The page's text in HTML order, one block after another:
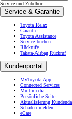
Service und Zubehör
Service & Garantie
Toyota Relax
Garantie
Toyota Assistance
Service buchen
Rückrufe
Takata-Airbag Rückruf
Kundenportal
MyToyota-App
Connected Services
Multimedia
Persönliche Seite
Aktualisierung
Schaden melden
eCare